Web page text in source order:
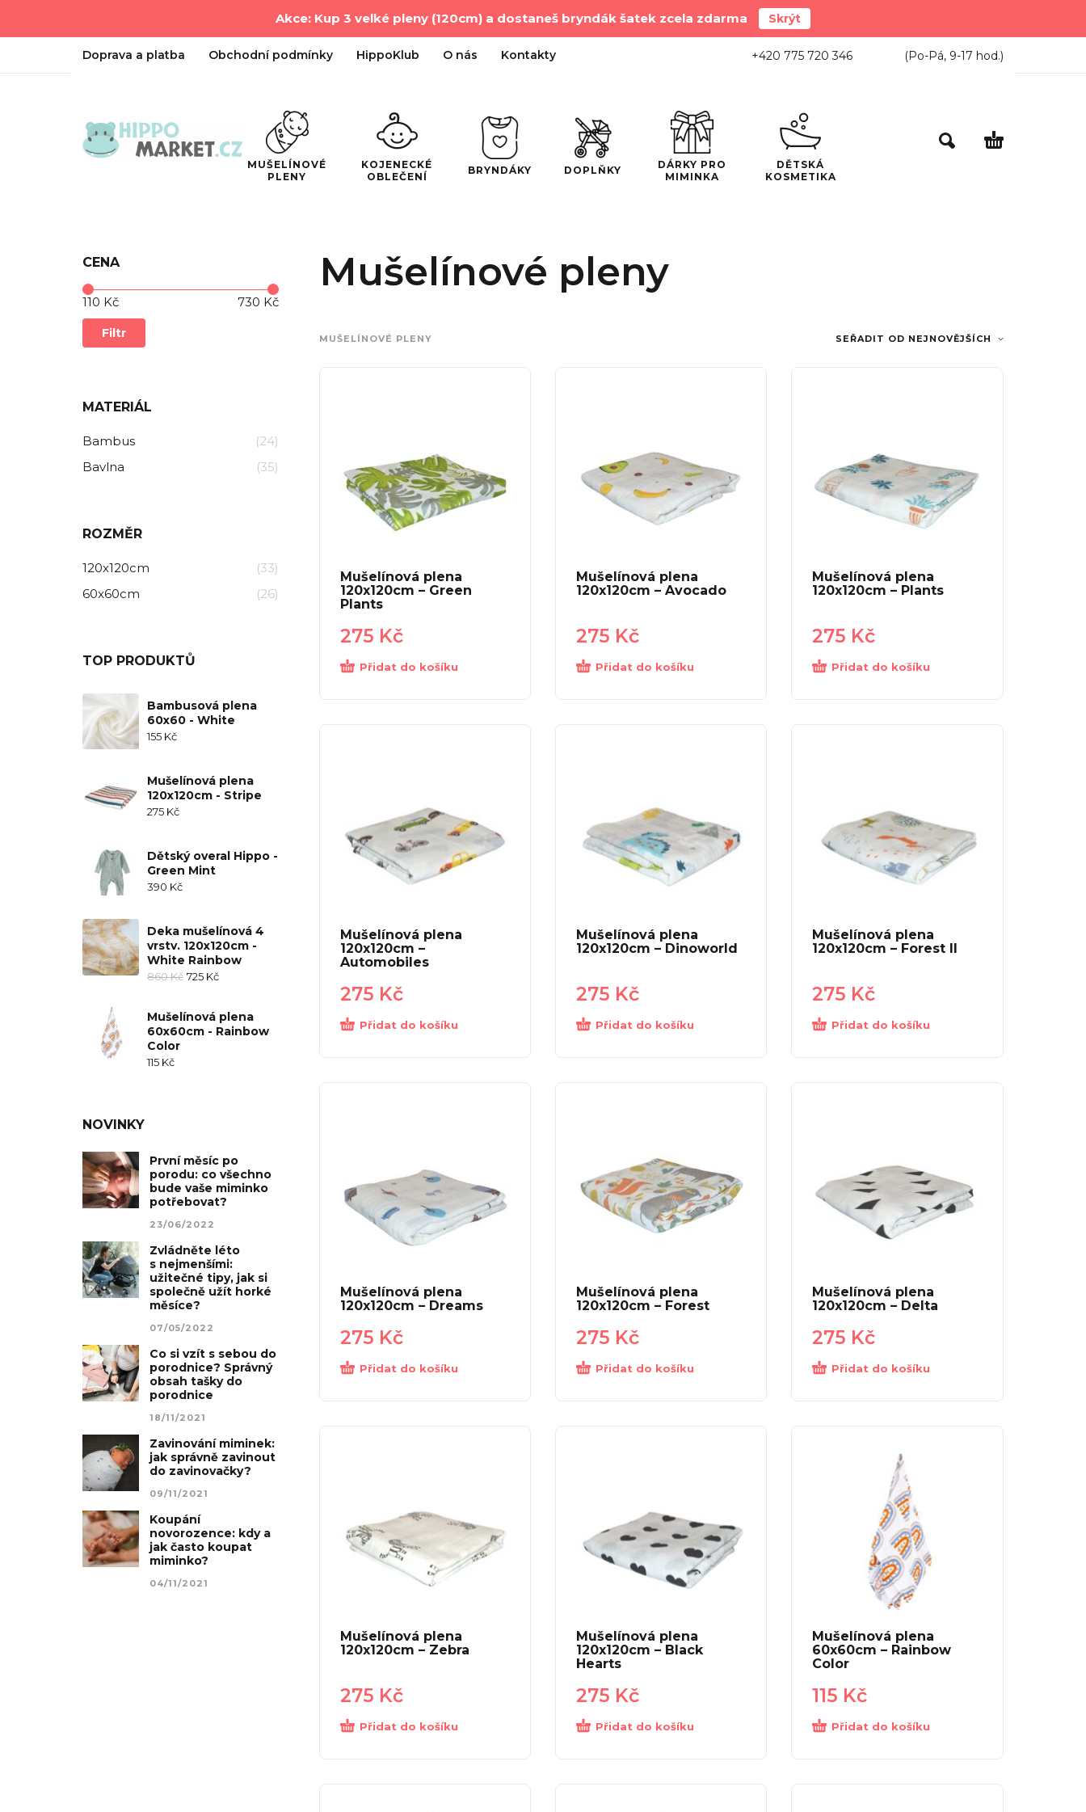
Akce: Kup 3 velké pleny (120cm) a dostaneš bryndák šatek zcela zdarma Skrýt
Doprava a platba Obchodní podmínky HippoKlub O nás Kontakty +420 775 720 346 (Po-Pá, 9-17 hod.)
MUŠELÍNOVÉ
PLENY
KOJENECKÉ
OBLEČENÍ
BRYNDÁKY DOPLŇKY
DÁRKY PRO
MIMINKA
DĚTSKÁ
KOSMETIKA
CENA
Filtr
Cena:
110 Kč 730 Kč
MATERIÁL
Bambus
(24)
Bavlna
(35)
ROZMĚR
120x120cm
(33)
60x60cm
(26)
TOP PRODUKTŮ
Bambusová plena
60x60 - White
155 Kč
Mušelínová plena
120x120cm - Stripe
275 Kč
Dětský overal Hippo -
Green Mint
390 Kč
Deka mušelínová 4
vrstv. 120x120cm -
White Rainbow
860Kč 725 Kč
Mušelínová plena
60x60cm - Rainbow
Color
115 Kč
NOVINKY
První měsíc po
porodu: co všechno
bude vaše miminko
potřebovat?
23/06/2022
Zvládněte léto
s nejmenšími:
užitečné tipy, jak si
společně užít horké
měsíce?
07/05/2022
Co si vzít s sebou do
porodnice? Správný
obsah tašky do
porodnice
18/11/2021
Zavinování miminek:
jak správně zavinout
do zavinovačky?
09/11/2021
Koupání
novorozence: kdy a
jak často koupat
miminko?
04/11/2021
Mušelínové pleny
MUŠELÍNOVÉ PLENY SEŘADIT OD NEJNOVĚJŠÍCH
Mušelínová plena
120x120cm – Green
Plants
275 Kč
Přidat do košíku
Mušelínová plena
120x120cm – Avocado
275 Kč
Přidat do košíku
Mušelínová plena
120x120cm – Plants
275 Kč
Přidat do košíku
Mušelínová plena
120x120cm –
Automobiles
275 Kč
Přidat do košíku
Mušelínová plena
120x120cm – Dinoworld
275 Kč
Přidat do košíku
Mušelínová plena
120x120cm – Forest II
275 Kč
Přidat do košíku
Mušelínová plena
120x120cm – Dreams
275 Kč
Přidat do košíku
Mušelínová plena
120x120cm – Forest
275 Kč
Přidat do košíku
Mušelínová plena
120x120cm – Delta
275 Kč
Přidat do košíku
Mušelínová plena
120x120cm – Zebra
275 Kč
Přidat do košíku
Mušelínová plena
120x120cm – Black
Hearts
275 Kč
Přidat do košíku
Mušelínová plena
60x60cm – Rainbow
Color
115 Kč
Přidat do košíku